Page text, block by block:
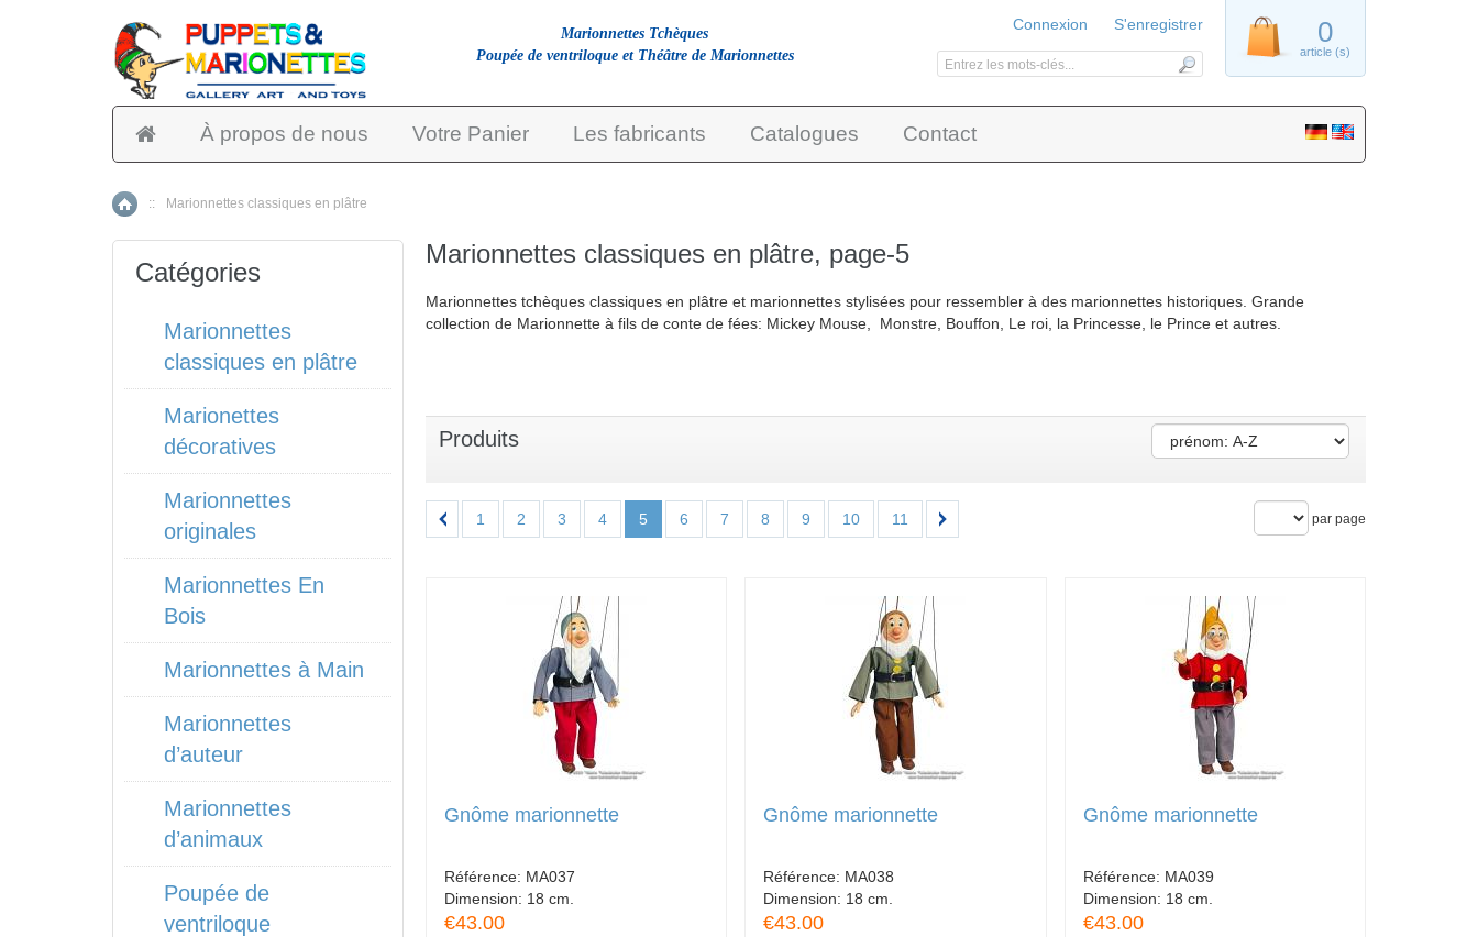
À propos de nous Votre Panier Les fabricants Catalogues Contact
Accueil
:: Marionnettes classiques en plâtre
Marionnettes classiques en plâtre, page-5
Marionnettes tchèques classiques en plâtre et marionnettes stylisées pour ressembler à des marionnettes historiques. Grande
collection de Marionnette à fils de conte de fées: Mickey Mouse, Monstre, Bouffon, Le roi, la Princesse, le Prince et autres.
Produits
1 2 3 4 5 6 7 8 9 10 11 par page
Gnôme marionnette
Référence: MA037
Dimension: 18 cm.
€43.00
Gnôme marionnette
Référence: MA038
Dimension: 18 cm.
€43.00
Gnôme marionnette
Référence: MA039
Dimension: 18 cm.
€43.00
Catégories
Marionnettes
classiques en plâtre
Marionettes
décoratives
Marionnettes
originales
Marionnettes En
Bois
Marionnettes à Main
Marionnettes
d’auteur
Marionnettes
d’animaux
Poupée de
ventriloque
Marionnettes Tchèques
Poupée de ventriloque et Théâtre de Marionnettes
0
article (s)
Connexion S'enregistrer